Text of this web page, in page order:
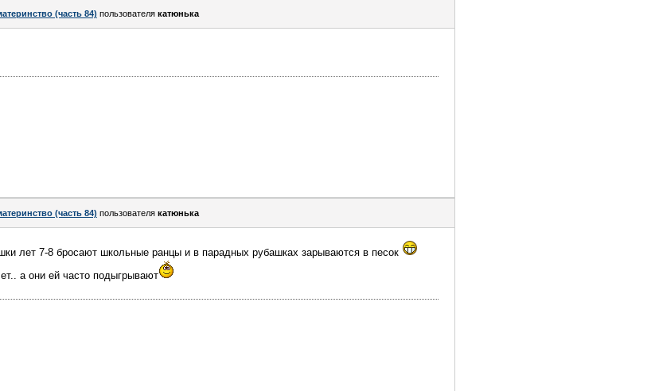
(часть 84) пользователя катюнька
(часть 84) пользователя катюнька
лет 7-8 бросают школьные ранцы и в парадных рубашках зарываются в песок
а они ей часто подыгрывают